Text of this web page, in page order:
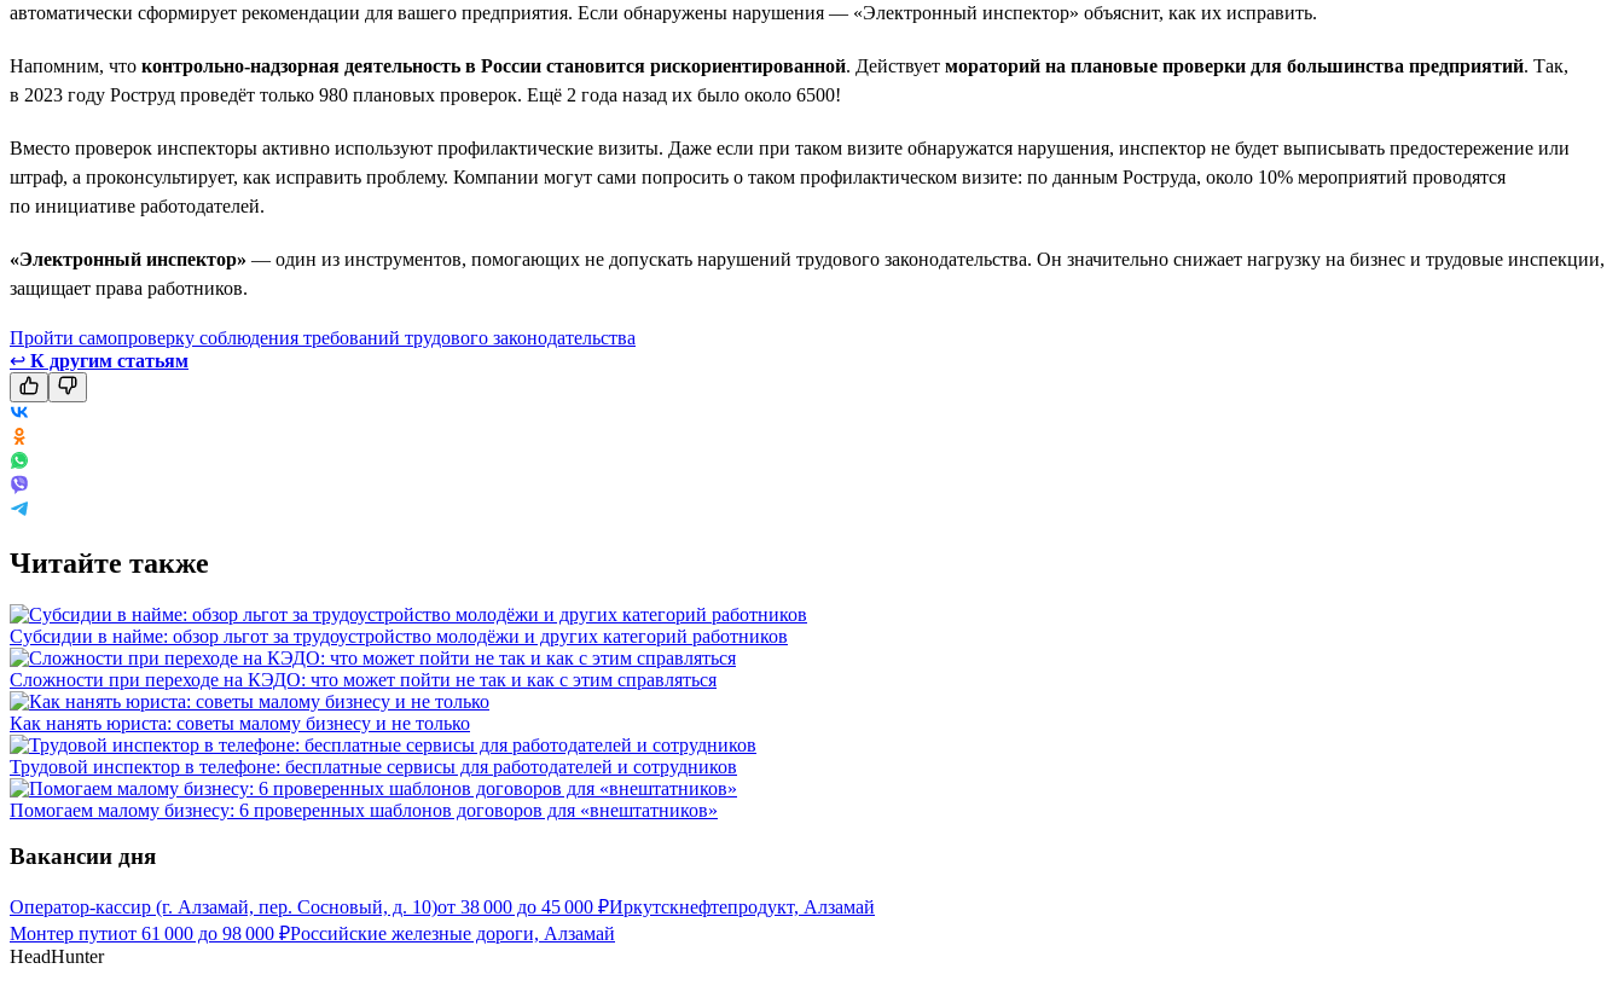
автоматически сформирует рекомендации для вашего предприятия. Если обнаружены нарушения — «Электронный инспектор» объяснит, как их исправить.
Напомним, что контрольно-надзорная деятельность в России становится рискориентированной. Действует мораторий на плановые проверки для большинства предприятий. Так,
в 2023 году Роструд проведёт только 980 плановых проверок. Ещё 2 года назад их было около 6500!
Вместо проверок инспекторы активно используют профилактические визиты. Даже если при таком визите обнаружатся нарушения, инспектор не будет выписывать предостережение или
штраф, а проконсультирует, как исправить проблему. Компании могут сами попросить о таком профилактическом визите: по данным Роструда, около 10% мероприятий проводятся
по инициативе работодателей.
«Электронный инспектор» — один из инструментов, помогающих не допускать нарушений трудового законодательства. Он значительно снижает нагрузку на бизнес и трудовые инспекции,
защищает права работников.
Пройти самопроверку соблюдения требований трудового законодательства
↩ К другим статьям
Читайте также
Субсидии в найме: обзор льгот за трудоустройство молодёжи и других категорий работников
Сложности при переходе на КЭДО: что может пойти не так и как с этим справляться
Как нанять юриста: советы малому бизнесу и не только
Трудовой инспектор в телефоне: бесплатные сервисы для работодателей и сотрудников
Помогаем малому бизнесу: 6 проверенных шаблонов договоров для «внештатников»
Вакансии дня
Оператор-кассир (г. Алзамай, пер. Сосновый, д. 10)от 38 000 до 45 000 ₽Иркутскнефтепродукт, Алзамай
Монтер путиот 61 000 до 98 000 ₽Российские железные дороги, Алзамай
HeadHunter